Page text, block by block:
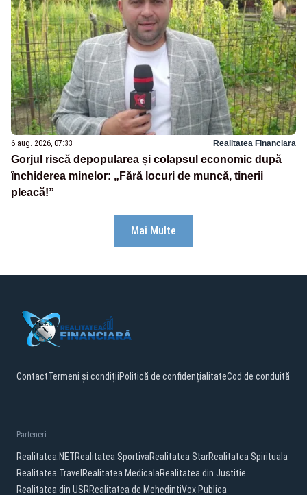
6 aug. 2026, 07:33 Realitatea Financiara
Gorjul riscă depopularea și colapsul economic după
închiderea minelor: „Fără locuri de muncă, tinerii
pleacă!”
Mai Multe
ContactTermeni și condițiiPolitică de confidențialitateCod de conduită
Parteneri:
Realitatea.NETRealitatea SportivaRealitatea StarRealitatea Spirituala
Realitatea Travel Realitatea MedicalaRealitatea din Justitie
Realitatea din USRRealitatea de MehedintiVox Publica